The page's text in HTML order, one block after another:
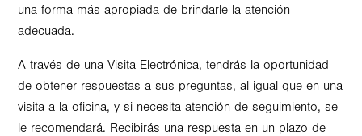
una forma más apropiada de brindarle la atención
adecuada.
A través de una Visita Electrónica, tendrás la oportunidad
de obtener respuestas a sus preguntas, al igual que en una
visita a la oficina, y si necesita atención de seguimiento, se
le recomendará. Recibirás una respuesta en un plazo de